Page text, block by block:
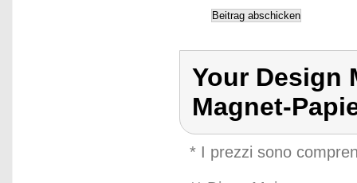
Your Design
Magnet-
* I prezzi sono